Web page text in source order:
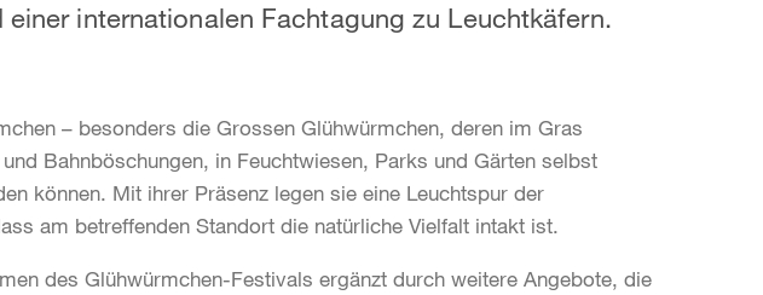
internationalen Fachtagung zu Leuchtkäfern.
– besonders die Grossen Glühwürmchen, deren im Gras
Bahnböschungen, in Feuchtwiesen, Parks und Gärten selbst
können. Mit ihrer Präsenz legen sie eine Leuchtspur der
am betreffenden Standort die natürliche Vielfalt intakt ist.
des Glühwürmchen-Festivals ergänzt durch weitere Angebote, die